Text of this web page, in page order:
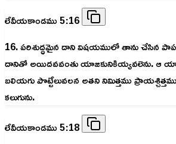
లేవీయకాండము 5:16
16. పరిశుద్ధమైన దాని విషయములో తాను చేసిన
దానితో అయిదవవంతు యాజకునికియ్యవలెను. ఆ
బలియగు పొట్టేలువలన అతని నిమిత్తము
కలుగును.
లేవీయకాండము 5:18